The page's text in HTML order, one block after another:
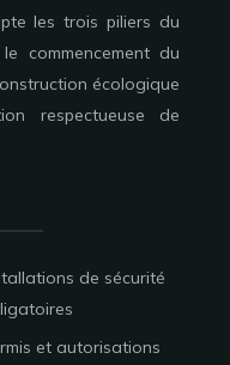
les trois piliers du
commencement du
écologique
respectueuse de
de sécurité
et autorisations